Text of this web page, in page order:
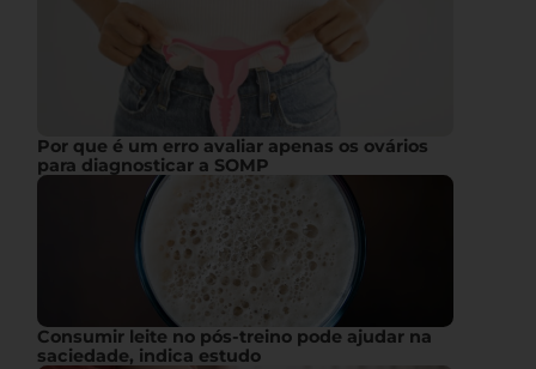
Por que é um erro avaliar apenas os ovários
para diagnosticar a SOMP
Consumir leite no pós-treino pode ajudar na
saciedade, indica estudo